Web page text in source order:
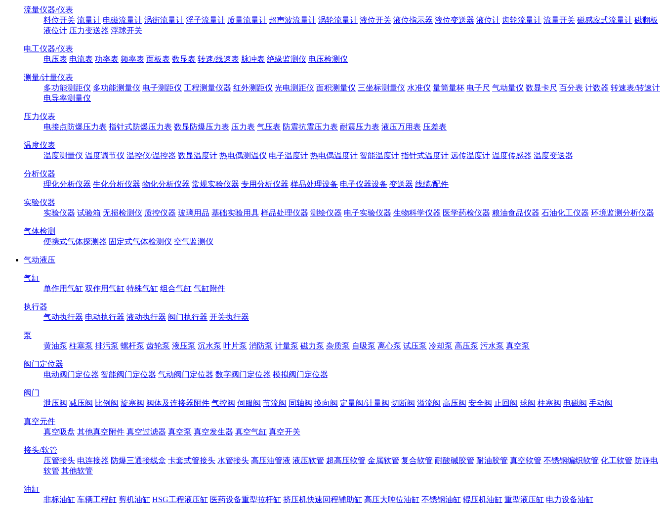
流量仪器/仪表
料位开关 流量计 电磁流量计 涡街流量计 浮子流量计 质量流量计 超声波流量计 涡轮流量计 液位开关 液位指示器 液位变送器 液位计 齿轮流量计 流量开关 磁感应式流量计 磁翻板
液位计 压力变送器 浮球开关
电工仪器/仪表
电压表 电流表 功率表 频率表 面板表 数显表 转速/线速表 脉冲表 绝缘监测仪 电压检测仪
测量/计量仪表
多功能测距仪 多功能测量仪 电子测距仪 工程测量仪器 红外测距仪 光电测距仪 面积测量仪 三坐标测量仪 水准仪 量筒量杯 电子尺 气动量仪 数显卡尺 百分表 计数器 转速表/转速计
电导率测量仪
压力仪表
电接点防爆压力表 指针式防爆压力表 数显防爆压力表 压力表 气压表 防震抗震压力表 耐震压力表 液压万用表 压差表
温度仪表
温度测量仪 温度调节仪 温控仪/温控器 数显温度计 热电偶测温仪 电子温度计 热电偶温度计 智能温度计 指针式温度计 远传温度计 温度传感器 温度变送器
分析仪器
理化分析仪器 生化分析仪器 物化分析仪器 常规实验仪器 专用分析仪器 样品处理设备 电子仪器设备 变送器 线缆/配件
实验仪器
实验仪器 试验箱 无损检测仪 质控仪器 玻璃用品 基础实验用具 样品处理仪器 测绘仪器 电子实验仪器 生物科学仪器 医学药检仪器 粮油食品仪器 石油化工仪器 环境监测分析仪器
气体检测
便携式气体探测器 固定式气体检测仪 空气监测仪
气动液压
气缸
单作用气缸 双作用气缸 特殊气缸 组合气缸 气缸附件
执行器
气动执行器 电动执行器 液动执行器 阀门执行器 开关执行器
泵
黄油泵 柱塞泵 排污泵 螺杆泵 齿轮泵 液压泵 沉水泵 叶片泵 消防泵 计量泵 磁力泵 杂质泵 自吸泵 离心泵 试压泵 冷却泵 高压泵 污水泵 真空泵
阀门定位器
电动阀门定位器 智能阀门定位器 气动阀门定位器 数字阀门定位器 模拟阀门定位器
阀门
泄压阀 减压阀 比例阀 旋塞阀 阀体及连接器附件 气控阀 伺服阀 节流阀 同轴阀 换向阀 定量阀/计量阀 切断阀 溢流阀 高压阀 安全阀 止回阀 球阀 柱塞阀 电磁阀 手动阀
真空元件
真空吸盘 其他真空附件 真空过滤器 真空泵 真空发生器 真空气缸 真空开关
接头/软管
压管接头 电连接器 防爆三通接线盒 卡套式管接头 水管接头 高压油管液 液压软管 超高压软管 金属软管 复合软管 耐酸碱胶管 耐油胶管 真空软管 不锈钢编织软管 化工软管 防静电
软管 其他软管
油缸
非标油缸 车辆工程缸 剪机油缸 HSG工程液压缸 医药设备重型拉杆缸 挤压机快速回程辅助缸 高压大吨位油缸 不锈钢油缸 辊压机油缸 重型液压缸 电力设备油缸